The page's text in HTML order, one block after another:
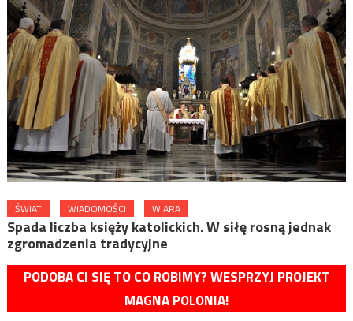
ŚWIAT WIADOMOŚCI WIARA
Spada liczba księży katolickich. W siłę rosną jednak
zgromadzenia tradycyjne
PODOBA CI SIĘ TO CO ROBIMY? WESPRZYJ PROJEKT
MAGNA POLONIA!